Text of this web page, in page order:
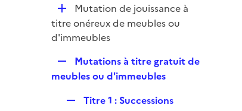
i
e
D
é
p
e
Mutation de jouissance à
titre onéreux de meubles ou
d'immeubles
e
l
Mutations à titre gratuit de
meubles ou d'immeubles
Titre 1 : Successions